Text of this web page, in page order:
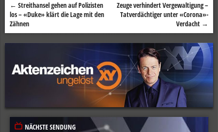
Beitragsnavigation
← Streithansel gehen auf Polizisten
los – «Duke» klärt die Lage mit den
Zähnen
Zeuge verhindert Vergewaltigung –
Tatverdächtiger unter «Corona»-
Verdacht →
NÄCHSTE SENDUNG